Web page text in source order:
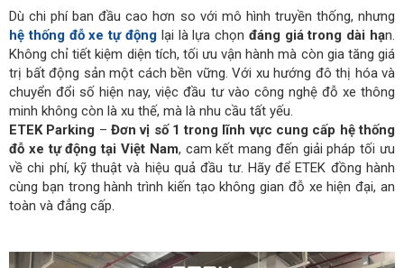
Dù chi phí ban đầu cao hơn so với mô hình truyền thống, nhưng
hệ thống đỗ xe tự độnglại là lựa chọn đáng giá trong dài hạn.
Không chỉ tiết kiệm diện tích, tối ưu vận hành mà còn gia tăng giá
trị bất động sản một cách bền vững. Với xu hướng đô thị hóa và
chuyển đổi số hiện nay, việc đầu tư vào công nghệ đỗ xe thông
minh không còn là xu thế, mà là nhu cầu tất yếu.
ETEK Parking – Đơn vị số 1 trong lĩnh vực cung cấp hệ thống
đỗ xe tự động tại Việt Nam, cam kết mang đến giải pháp tối ưu
về chi phí, kỹ thuật và hiệu quả đầu tư. Hãy để ETEK đồng hành
cùng bạn trong hành trình kiến tạo không gian đỗ xe hiện đại, an
toàn và đẳng cấp.